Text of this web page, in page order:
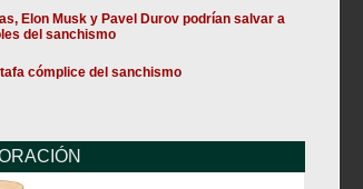
Elon Musk y Pavel Durov podrían salvar a
del sanchismo
cómplice del sanchismo